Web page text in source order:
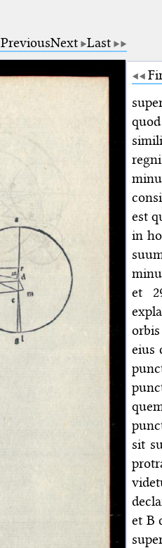
PreviousNext Last
est
in
et
eius
sit
et B